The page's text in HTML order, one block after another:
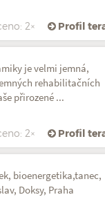
2× Profil
je velmi jemná,
rehabilitačních
přirozené ...
2× Profil
bioenergetika,tanec,
Doksy, Praha